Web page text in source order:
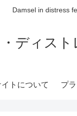
Damsel in distress
ディス
イトについて プ